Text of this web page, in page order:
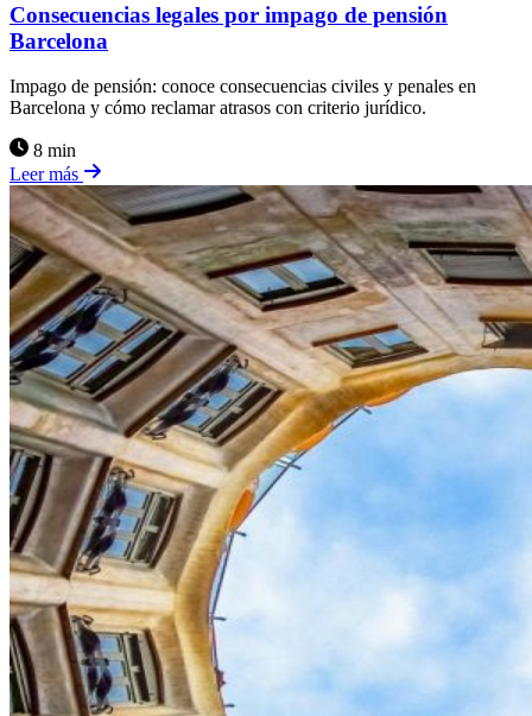
Consecuencias legales por impago de pensión
Barcelona
Impago de pensión: conoce consecuencias civiles y penales en
Barcelona y cómo reclamar atrasos con criterio jurídico.
8 min
Leer más